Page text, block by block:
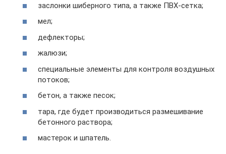
заслонки шиберного типа, а также ПВХ-сетка;
мел;
дефлекторы;
жалюзи;
специальные элементы для контроля воздушных
потоков;
бетон, а также песок;
тара, где будет производиться размешивание
бетонного раствора;
мастерок и шпатель.